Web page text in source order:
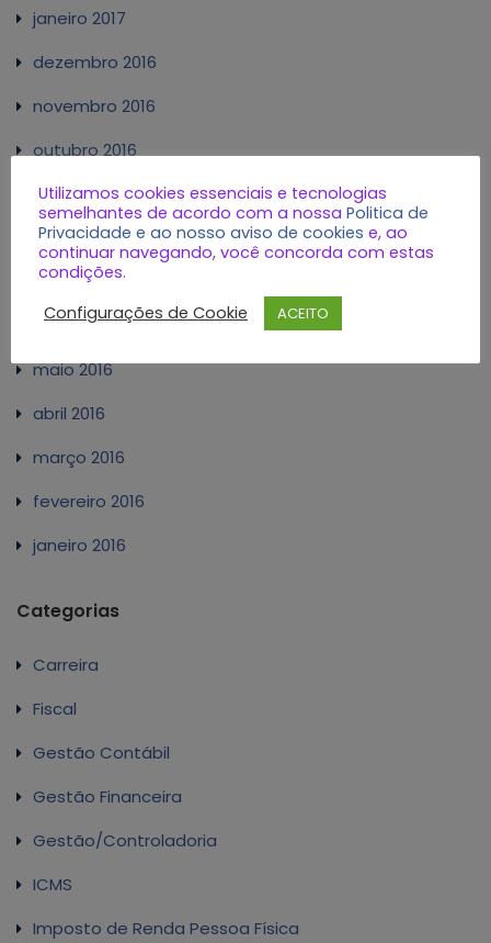
janeiro 2017
dezembro 2016
novembro 2016
outubro 2016
setembro 2016
agosto 2016
julho 2016
junho 2016
maio 2016
abril 2016
março 2016
fevereiro 2016
janeiro 2016
Categorias
Carreira
Fiscal
Gestão Contábil
Gestão Financeira
Gestão/Controladoria
ICMS
Imposto de Renda Pessoa Física
Utilizamos cookies essenciais e tecnologias
semelhantes de acordo com a nossa Politica de
Privacidade e ao nosso aviso de cookies e, ao
continuar navegando, você concorda com estas
condições.
Configurações de Cookie
ACEITO